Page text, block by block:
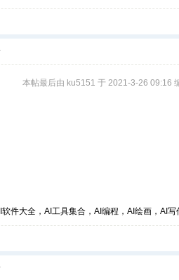
本帖最后由 ku5151 于 2021-3-26 09:16
件大全，AI工具集合，AI编程，AI绘画，AI